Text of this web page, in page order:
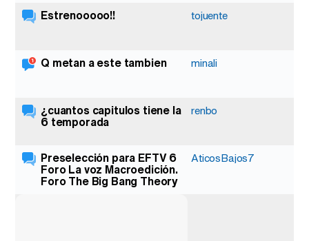
Estrenooooo!! tojuente
Q metan a este tambien minali
¿cuantos capitulos tiene la
6 temporada
renbo
Preselección para EFTV 6
Foro La voz Macroedición.
Foro The Big Bang Theory
AticosBajos7